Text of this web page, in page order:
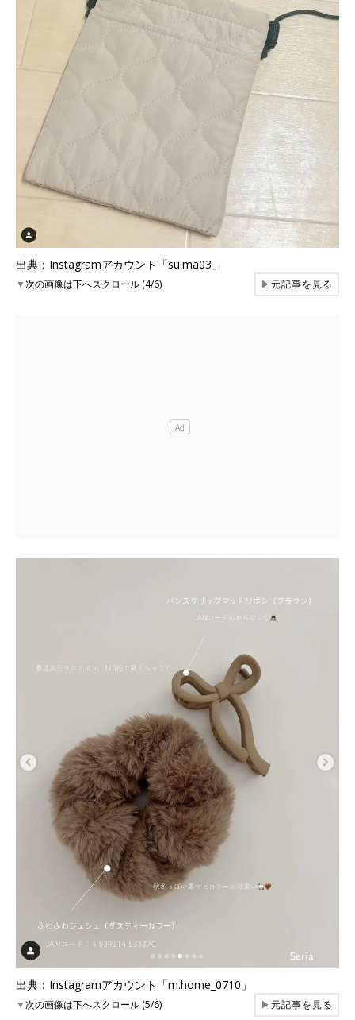
出典：Instagramアカウント「su.ma03」
▼次の画像は下へスクロール (4/6) ▶元記事を見る
出典：Instagramアカウント「m.home_0710」
▼次の画像は下へスクロール (5/6) ▶元記事を見る